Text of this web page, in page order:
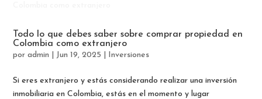
Todo lo que debes saber sobre comprar propiedad en
Colombia como extranjero
poradmin Jun 19, 2025 Inversiones
Si eres extranjero y estás considerando realizar una inversión
inmobiliaria en Colombia, estás en el momento y lugar